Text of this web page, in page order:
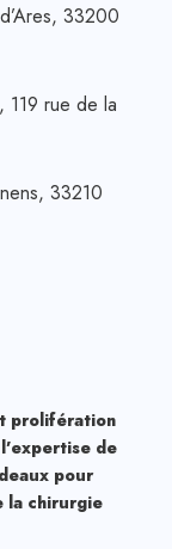
33200
, 119 rue de la
33210
prolifération
de
pour
la chirurgie